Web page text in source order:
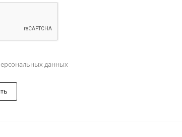
данных